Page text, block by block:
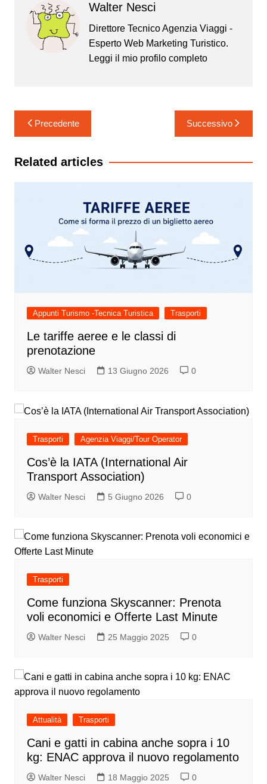
Walter Nesci
Direttore Tecnico Agenzia Viaggi -
Esperto Web Marketing Turistico.
Leggi il mio profilo completo
Navigazione
articoli
Precedente Successivo
Related articles
Appunti Turismo -Tecnica Turistica Trasporti
Le tariffe aeree e le classi di
prenotazione
Walter Nesci 13 Giugno 2026 0
Trasporti Agenzia Viaggi/Tour Operator
Cos’è la IATA (International Air
Transport Association)
Walter Nesci 5 Giugno 2026 0
Trasporti
Come funziona Skyscanner: Prenota
voli economici e Offerte Last Minute
Walter Nesci 25 Maggio 2025 0
Attualità Trasporti
Cani e gatti in cabina anche sopra i 10
kg: ENAC approva il nuovo regolamento
Walter Nesci 18 Maggio 2025 0